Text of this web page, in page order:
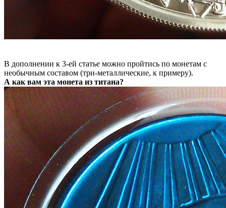
В дополнении к 3-ей статье можно пройтись по монетам с
необычным составом (три-металлические, к примеру).
А как вам эта монета из титана?